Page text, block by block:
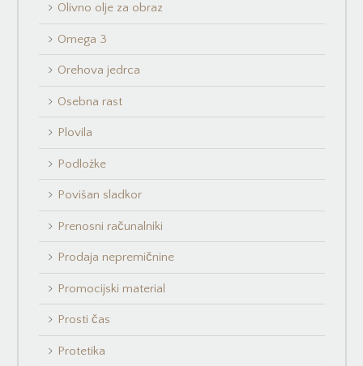
Olivno olje za obraz
Omega 3
Orehova jedrca
Osebna rast
Plovila
Podložke
Povišan sladkor
Prenosni računalniki
Prodaja nepremičnine
Promocijski material
Prosti čas
Protetika